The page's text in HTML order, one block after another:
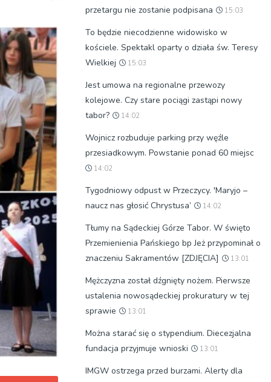
przetargu nie zostanie podpisana
15:03
To będzie niecodzienne widowisko w
kościele. Spektakl oparty o działa św. Teresy
Wielkiej
15:03
Jest umowa na regionalne przewozy
kolejowe. Czy stare pociągi zastąpi nowy
tabor?
14:02
Wojnicz rozbuduje parking przy węźle
przesiadkowym. Powstanie ponad 60 miejsc
14:02
Tygodniowy odpust w Przeczycy. 'Maryjo –
naucz nas głosić Chrystusa’
14:02
Tłumy na Sądeckiej Górze Tabor. W święto
Przemienienia Pańskiego bp Jeż przypominał o
znaczeniu Sakramentów [ZDJĘCIA]
13:01
Mężczyzna został dźgnięty nożem. Pierwsze
ustalenia nowosądeckiej prokuratury w tej
sprawie
13:01
Można starać się o stypendium. Diecezjalna
fundacja przyjmuje wnioski
13:01
IMGW ostrzega przed burzami. Alerty dla